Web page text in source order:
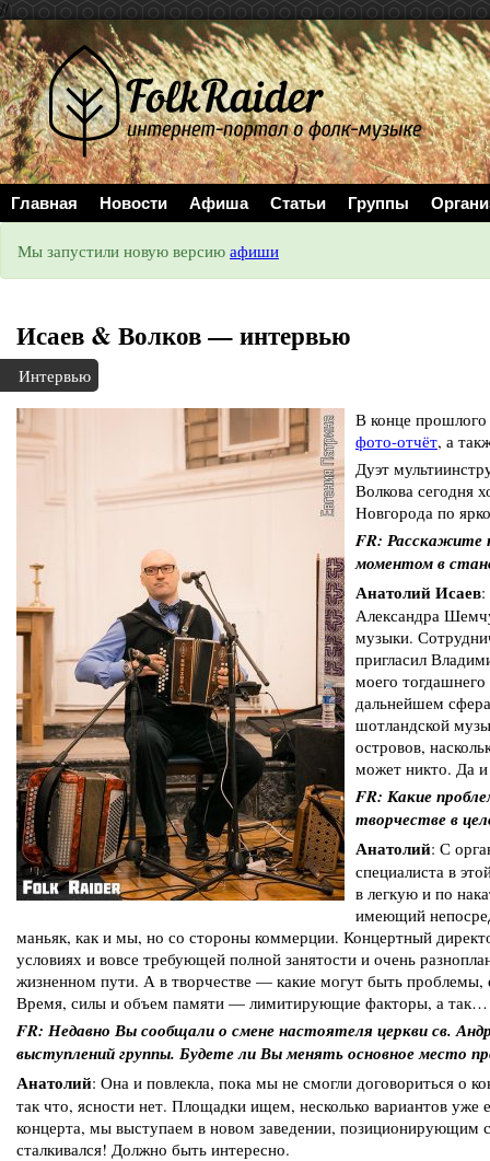
//
Главная Новости Афиша Статьи Группы
Мы запустили новую версию афиши
Исаев & Волков — интервью
Интервью
В конце прошлого
фото-отчёт, а
Дуэт
Волкова сегодня
Новгорода по
FR: Расскажите
моментом в
Анатолий Исаев:
Александра
музыки.
пригласил
моего
дальнейшем
шотландской
островов,
может никто. Да
FR: Какие
творчестве в
Анатолий: С
специалиста в
в легкую и по
имеющий
маньяк, как и мы, но со стороны коммерции. Концертный
условиях и вовсе требующей полной занятости и очень
жизненном пути. А в творчестве — какие могут быть проблемы,
Время, силы и объем памяти — лимитирующие факторы, а так…
FR: Недавно Вы сообщали о смене настоятеля церкви св.
выступлений группы. Будете ли Вы менять основное место
Анатолий: Она и повлекла, пока мы не смогли договориться о
так что, ясности нет. Площадки ищем, несколько вариантов
концерта, мы выступаем в новом заведении, позиционирующим
сталкивался! Должно быть интересно.